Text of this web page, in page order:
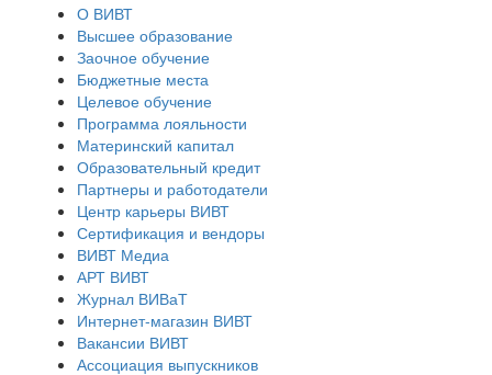
О ВИВТ
Высшее образование
Заочное обучение
Бюджетные места
Целевое обучение
Программа лояльности
Материнский капитал
Образовательный кредит
Партнеры и работодатели
Центр карьеры ВИВТ
Сертификация и вендоры
ВИВТ Медиа
АРТ ВИВТ
Журнал ВИВаТ
Интернет-магазин ВИВТ
Вакансии ВИВТ
Ассоциация выпускников